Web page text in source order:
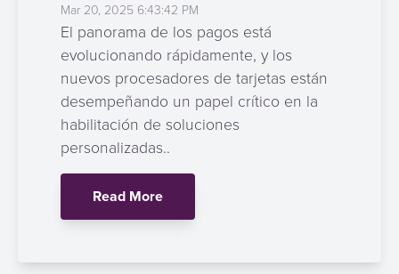
Mar 20, 2025 6:43:42 PM
El panorama de los pagos está
evolucionando rápidamente, y los
nuevos procesadores de tarjetas están
desempeñando un papel crítico en la
habilitación de soluciones
personalizadas..
Read More